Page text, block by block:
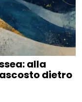
alla
dietro